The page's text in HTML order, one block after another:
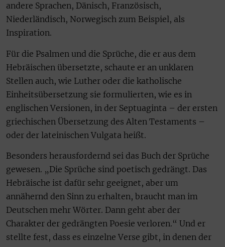
andere Sprachen, Dänisch, Französisch,
Niederländisch, Norwegisch zum Beispiel, als
Inspiration.
Für die Psalmen und die Sprüche, die er aus dem
Hebräischen übersetzte, schaute er an unklaren
Stellen auch, wie Luther oder die katholische
Einheitsübersetzung sie formulierten, wie es in
englischen Versionen, in der Septuaginta – der ersten
griechischen Übersetzung des Alten Testaments –
oder der lateinischen Vulgata heißt.
Besonders herausfordernd sei das Buch der Sprüche
gewesen. „Die Sprüche sind poetisch gedrängt. Das
Hebräische ist dafür sehr geeignet, aber um
annähernd den Sinn zu erhalten, braucht man im
Deutschen mehr Wörter. Dann geht aber der
Charakter der gedrängten Poesie verloren.“ Und er
stellte fest, dass es einzelne Verse gibt, in denen der